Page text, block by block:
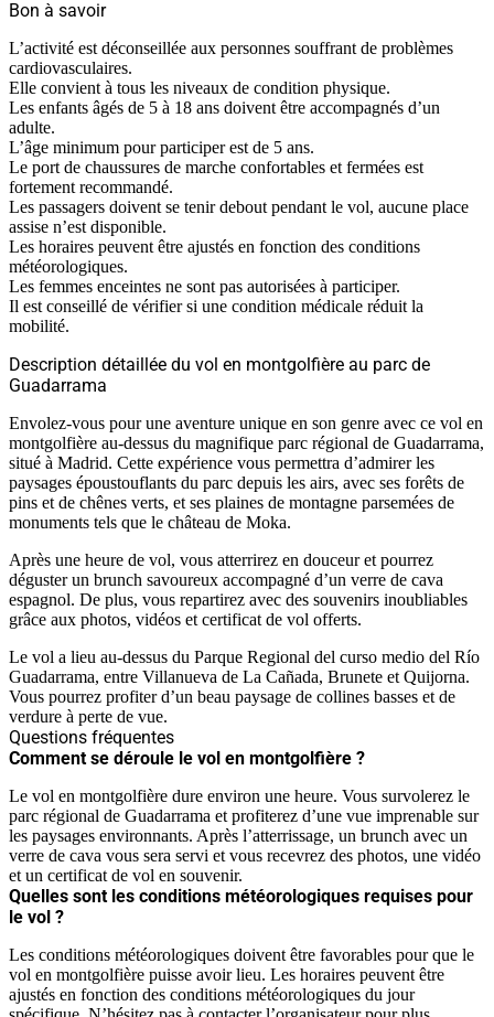
Bon à savoir
L’activité est déconseillée aux personnes souffrant de problèmes
cardiovasculaires.
Elle convient à tous les niveaux de condition physique.
Les enfants âgés de 5 à 18 ans doivent être accompagnés d’un
adulte.
L’âge minimum pour participer est de 5 ans.
Le port de chaussures de marche confortables et fermées est
fortement recommandé.
Les passagers doivent se tenir debout pendant le vol, aucune place
assise n’est disponible.
Les horaires peuvent être ajustés en fonction des conditions
météorologiques.
Les femmes enceintes ne sont pas autorisées à participer.
Il est conseillé de vérifier si une condition médicale réduit la
mobilité.
Description détaillée du vol en montgolfière au parc de
Guadarrama
Envolez-vous pour une aventure unique en son genre avec ce vol en
montgolfière au-dessus du magnifique parc régional de Guadarrama,
situé à Madrid. Cette expérience vous permettra d’admirer les
paysages époustouflants du parc depuis les airs, avec ses forêts de
pins et de chênes verts, et ses plaines de montagne parsemées de
monuments tels que le château de Moka.
Après une heure de vol, vous atterrirez en douceur et pourrez
déguster un brunch savoureux accompagné d’un verre de cava
espagnol. De plus, vous repartirez avec des souvenirs inoubliables
grâce aux photos, vidéos et certificat de vol offerts.
Le vol a lieu au-dessus du Parque Regional del curso medio del Río
Guadarrama, entre Villanueva de La Cañada, Brunete et Quijorna.
Vous pourrez profiter d’un beau paysage de collines basses et de
verdure à perte de vue.
Questions fréquentes
Comment se déroule le vol en montgolfière ?
Le vol en montgolfière dure environ une heure. Vous survolerez le
parc régional de Guadarrama et profiterez d’une vue imprenable sur
les paysages environnants. Après l’atterrissage, un brunch avec un
verre de cava vous sera servi et vous recevrez des photos, une vidéo
et un certificat de vol en souvenir.
Quelles sont les conditions météorologiques requises pour
le vol ?
Les conditions météorologiques doivent être favorables pour que le
vol en montgolfière puisse avoir lieu. Les horaires peuvent être
ajustés en fonction des conditions météorologiques du jour